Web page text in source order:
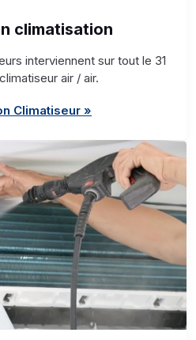
climatisation
interviennent sur tout le 31
air / air.
Climatiseur »